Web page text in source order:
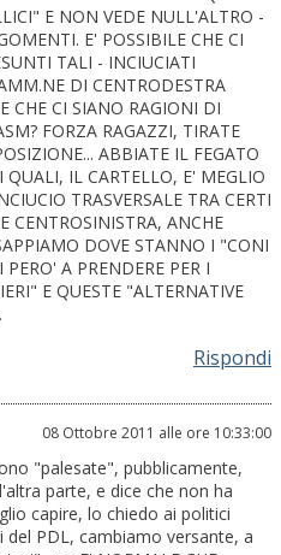
E NON VEDE NULL'ALTRO -
E' POSSIBILE CHE CI
TALI - INCIUCIATI
DI CENTRODESTRA
CHE CI SIANO RAGIONI DI
FORZA RAGAZZI, TIRATE
ABBIATE IL FEGATO
QUALI, IL CARTELLO, E' MEGLIO
TRASVERSALE TRA CERTI
CENTROSINISTRA, ANCHE
DOVE STANNO I "CONI
A PRENDERE PER I
E QUESTE "ALTERNATIVE
Rispondi
08 Ottobre 2011 alle ore 10:33:00
"palesate", pubblicamente,
parte, e dice che non ha
capire, lo chiedo ai politici
PDL, cambiamo versante, a